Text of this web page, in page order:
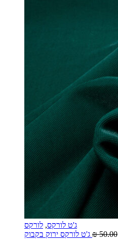
ג'ט לורקס, לורקס
₪50.00